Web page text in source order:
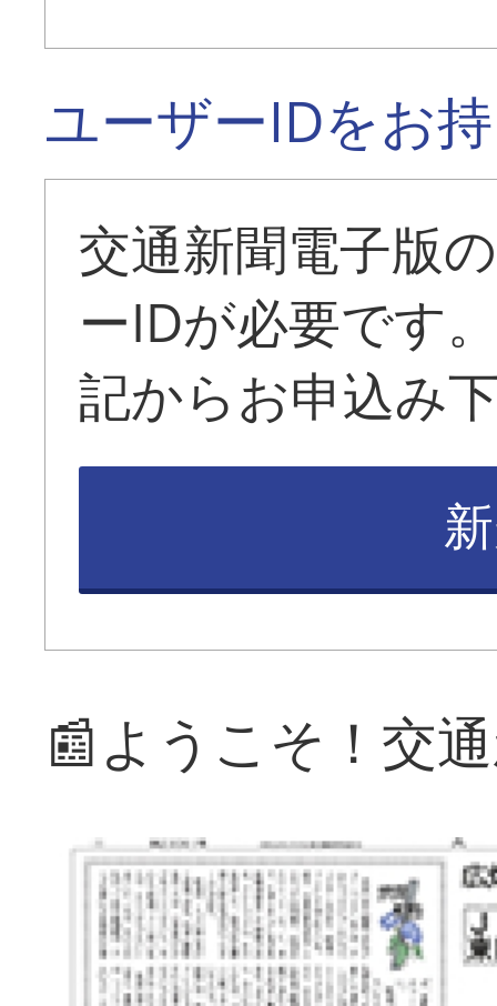
ユーザーIDをお
交通新聞電子版
ーIDが必要です
記からお申込み
📰ようこそ！交